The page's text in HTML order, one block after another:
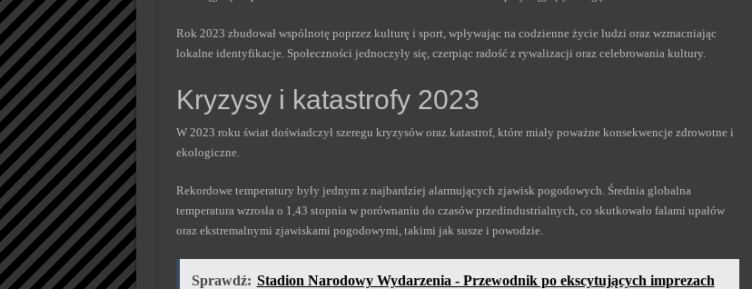
Rok 2023 zbudował wspólnotę poprzez kulturę i sport, wpływając na codzienne życie ludzi oraz wzmacniając
lokalne identyfikacje. Społeczności jednoczyły się, czerpiąc radość z rywalizacji oraz celebrowania kultury.
Kryzysy i katastrofy 2023
W 2023 roku świat doświadczył szeregu kryzysów oraz katastrof, które miały poważne konsekwencje zdrowotne i
ekologiczne.
Rekordowe temperatury były jednym z najbardziej alarmujących zjawisk pogodowych. Średnia globalna
temperatura wzrosła o 1,43 stopnia w porównaniu do czasów przedindustrialnych, co skutkowało falami upałów
oraz ekstremalnymi zjawiskami pogodowymi, takimi jak susze i powodzie.
Sprawdź: Stadion Narodowy Wydarzenia - Przewodnik po ekscytujących imprezach